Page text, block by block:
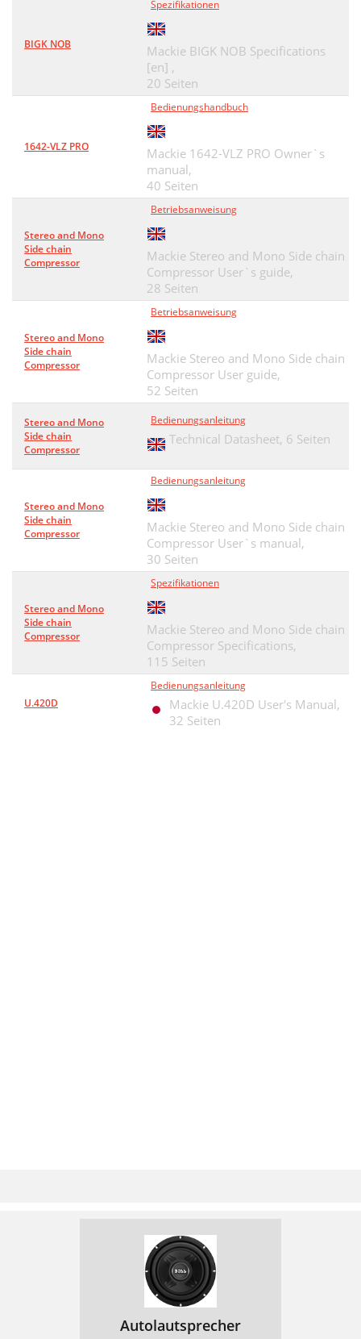
APPENDIX B: Glossary
APPENDIX C: Connectors
33
Dynamic Range
Passive Crossover System
APPENDIX E: Technical Info
39
SPECIFICATIONS
19.00" (48.3cm)
41
COLOPHON
43
BIGK NOB
Spezifikationen
Mackie BIGK NOB Specifications
[en] ,
20 Seiten
1642-VLZ PRO
Bedienungshandbuch
Mackie 1642-VLZ PRO Owner`s
manual,
40 Seiten
Stereo and Mono
Side chain
Compressor
Betriebsanweisung
Mackie Stereo and Mono Side chain
Compressor User`s guide,
28 Seiten
Stereo and Mono
Side chain
Compressor
Betriebsanweisung
Mackie Stereo and Mono Side chain
Compressor User guide,
52 Seiten
Stereo and Mono
Side chain
Compressor
Bedienungsanleitung
Technical Datasheet, 6 Seiten
Stereo and Mono
Side chain
Compressor
Bedienungsanleitung
Mackie Stereo and Mono Side chain
Compressor User`s manual,
30 Seiten
Stereo and Mono
Side chain
Compressor
Spezifikationen
Mackie Stereo and Mono Side chain
Compressor Specifications,
115 Seiten
U.420D
Bedienungsanleitung
Mackie U.420D User's Manual,
32 Seiten
Autolautsprecher